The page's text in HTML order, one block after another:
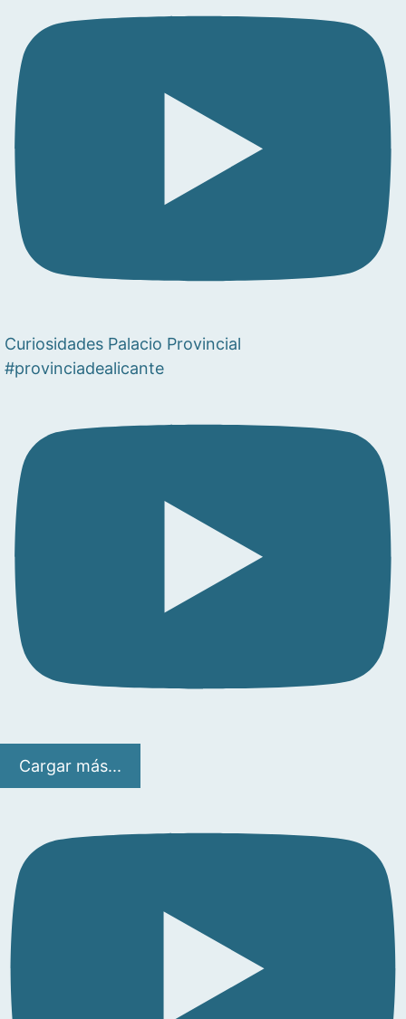
Curiosidades Palacio Provincial
#provinciadealicante
Cargar más...